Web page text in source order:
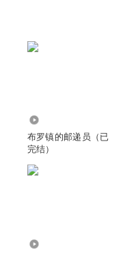
布罗镇的邮递员（已
完结）